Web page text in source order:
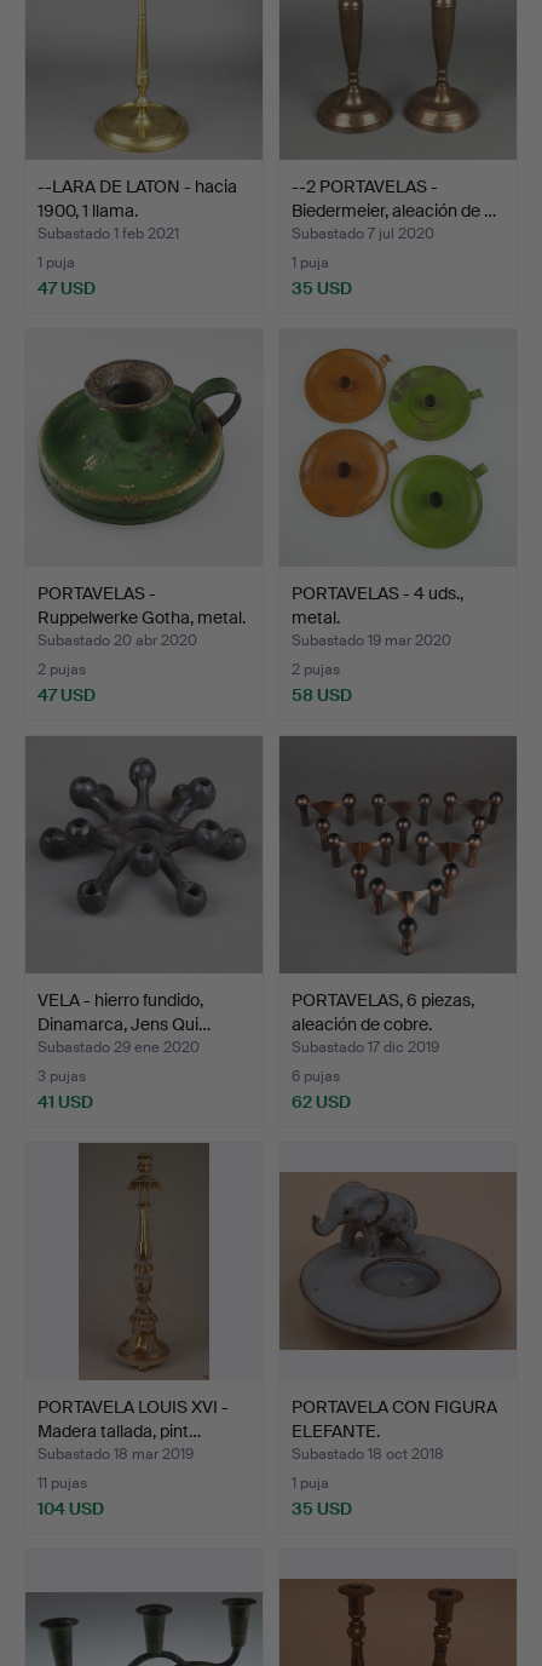
--LARA DE LATON - hacia
1900, 1 llama.
Subastado 1 feb 2021
1 puja
47 USD
--2 PORTAVELAS -
Biedermeier, aleación de …
Subastado 7 jul 2020
1 puja
35 USD
PORTAVELAS -
Ruppelwerke Gotha, metal.
Subastado 20 abr 2020
2 pujas
47 USD
PORTAVELAS - 4 uds.,
metal.
Subastado 19 mar 2020
2 pujas
58 USD
VELA - hierro fundido,
Dinamarca, Jens Qui…
Subastado 29 ene 2020
3 pujas
41 USD
PORTAVELAS, 6 piezas,
aleación de cobre.
Subastado 17 dic 2019
6 pujas
62 USD
PORTAVELA LOUIS XVI -
Madera tallada, pint…
Subastado 18 mar 2019
11 pujas
104 USD
PORTAVELA CON FIGURA
ELEFANTE.
Subastado 18 oct 2018
1 puja
35 USD